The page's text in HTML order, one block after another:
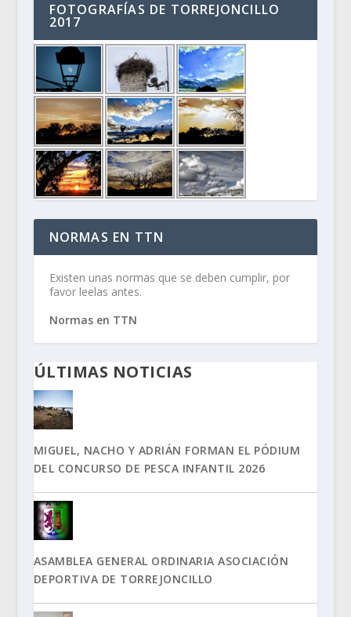
FOTOGRAFÍAS DE TORREJONCILLO
2017
NORMAS EN TTN
Existen unas normas que se deben cumplir, por
favor leelas antes.
Normas en TTN
ÚLTIMAS NOTICIAS
MIGUEL, NACHO Y ADRIÁN FORMAN EL PÓDIUM
DEL CONCURSO DE PESCA INFANTIL 2026
ASAMBLEA GENERAL ORDINARIA ASOCIACIÓN
DEPORTIVA DE TORREJONCILLO